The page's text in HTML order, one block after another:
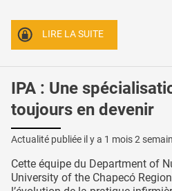
LIRE LA SUITE
IPA : Une
toujours en devenir
Actualité publiée il y a 1 mois 2
Cette équipe du Department of
University of the Chapecó